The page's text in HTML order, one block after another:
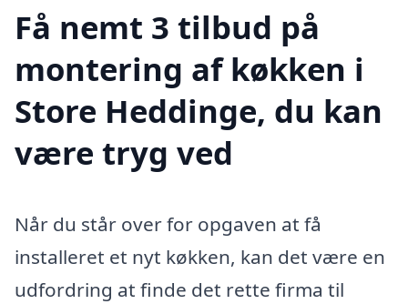
Få nemt 3 tilbud på
montering af køkken i
Store Heddinge, du kan
være tryg ved
Når du står over for opgaven at få
installeret et nyt køkken, kan det være en
udfordring at finde det rette firma til